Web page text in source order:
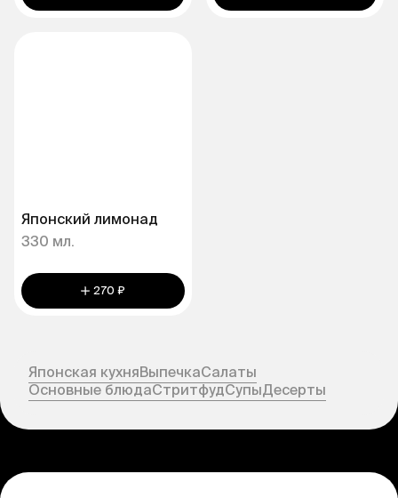
Японский лимонад
330 мл.
270 ₽
Японская кухняВыпечкаСалаты
Основные блюдаСтритфудСупыДесерты